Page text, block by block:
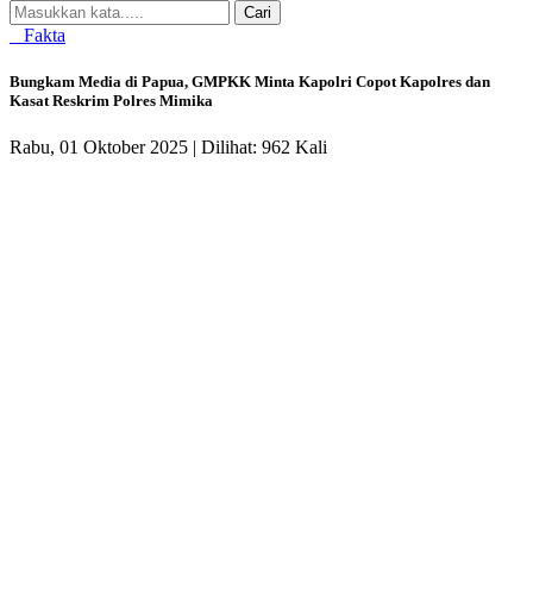
Cari
Fakta
Bungkam Media di Papua, GMPKK Minta Kapolri Copot Kapolres dan
Kasat Reskrim Polres Mimika
Rabu, 01 Oktober 2025 | Dilihat: 962 Kali